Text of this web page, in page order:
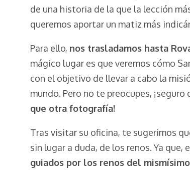
de una historia de la que la lección
queremos aportar un matiz más
Para ello, nos trasladamos hasta
mágico lugar es que veremos cómo
con el objetivo de llevar a cabo la
mundo. Pero no te preocupes,
que otra fotografía!
Tras visitar su oficina, te sugerimos
sin lugar a duda, de los renos. Ya
guiados por los renos del